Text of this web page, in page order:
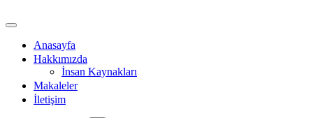
Anasayfa
Hakkımızda
İnsan Kaynakları
Makaleler
İletişim